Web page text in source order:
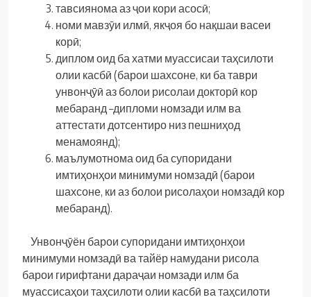
тавсиянома аз ҷои кори асосӣ;
номи мавзӯи илмӣ, якҷоя бо нақшаи васеи
корӣ;
диплом оид ба хатми муассисаи таҳсилоти
олии касбӣ (барои шахсоне, ки ба таври
унвонҷӯӣ аз болои рисолаи докторӣ кор
мебаранд –дипломи номзади илм ва
аттестати дотсентиро низ пешниҳод
менамоянд);
маълумотнома оид ба супоридани
имтиҳонҳои минимуми номзадӣ (барои
шахсоне, ки аз болои рисолаҳои номзадӣ кор
мебаранд).
Унвонҷӯён барои супоридани имтиҳонҳои
минимуми номзадӣ ва тайёр намудани рисола
барои гирифтани дараҷаи номзади илм ба
муассисаҳои таҳсилоти олии касбӣ ва таҳсилоти